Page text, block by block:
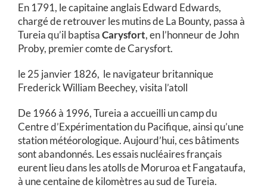
En 1791, le capitaine anglais Edward Edwards,
chargé de retrouver les mutins de La Bounty, passa à
Tureia qu’il baptisaCarysfort, en l’honneur de John
Proby, premier comte de Carysfort.
le 25 janvier 1826, le navigateur britannique
Frederick William Beechey, visita l’atoll
De 1966 à 1996, Tureia a accueilli un camp du
Centre d’Expérimentation du Pacifique, ainsi qu’une
station météorologique. Aujourd’hui, ces bâtiments
sont abandonnés. Les essais nucléaires français
eurent lieu dans les atolls de Moruroa et Fangataufa,
à une centaine de kilomètres au sud de Tureia.